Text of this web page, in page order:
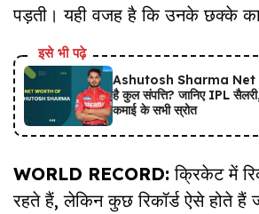
पड़ती। यही वजह है कि उनके छक्के
इसे भी पढ़े
Ashutosh Sharma Net
है कुल संपत्ति? जानिए IPL
कमाई के सभी स्रोत
WORLD RECORD: क्रिकेट में
रहते हैं, लेकिन कुछ रिकॉर्ड ऐसे होते हैं